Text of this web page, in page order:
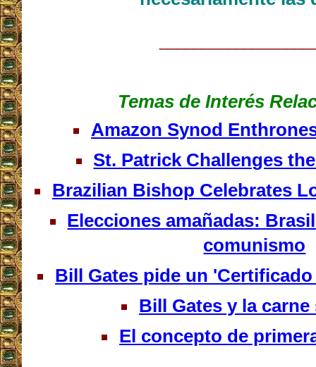
Temas de Interés
Amazon Synod
St. Patrick Challenges
Brazilian Bishop Celebrates
Elecciones amañadas:
comunismo
Bill Gates pide un
Bill Gates y la
El concepto de